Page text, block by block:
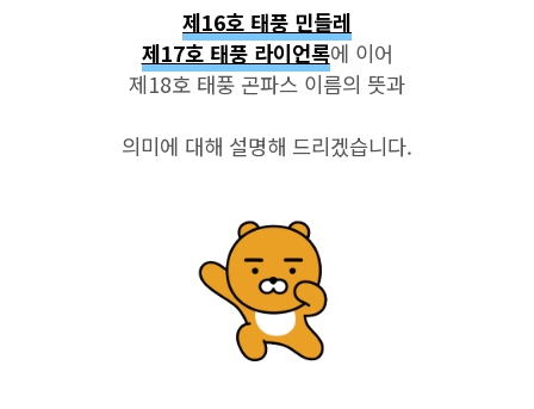
제16호 태풍 민들레
제17호 태풍 라이언록에 이어
제18호 태풍 곤파스 이름의 뜻과
의미에 대해 설명해 드리겠습니다.